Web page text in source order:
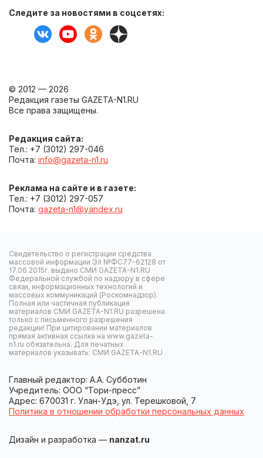
Следите за новостями в соцсетях:
© 2012 — 2026
Редакция газеты GAZETA-N1.RU
Все права защищены.
Редакция сайта:
Тел.: +7 (3012) 297-046
Почта: info@gazeta-n1.ru
Реклама на сайте и в газете:
Тел.: +7 (3012) 297-057
Почта: gazeta-n1@yandex.ru
Свидетельство о регистрации средства
массовой информации Эл №ФС77-62128 от
17.06.2015г. выдано СМИ GAZETA-N1.RU
Федеральной службой по надзору в сфере
связи, информационных технологий и
массовых коммуникаций (Роскомнадзор).
Полная или частичная публикация
материалов СМИ GAZETA-N1.RU разрешена
только с письменного разрешения
редакции! При цитировании материалов
прямая активная ссылка на www.gazeta-
n1.ru обязательна. Для печатных
материалов указывать: СМИ GAZETA-N1.RU
Главный редактор: А.А. Субботин
Учредитель: ООО “Тори-пресс”
Адрес: 670031 г. Улан-Удэ, ул. Терешковой, 7
Политика в отношении обработки персональных данных
Дизайн и разработка — nanzat.ru